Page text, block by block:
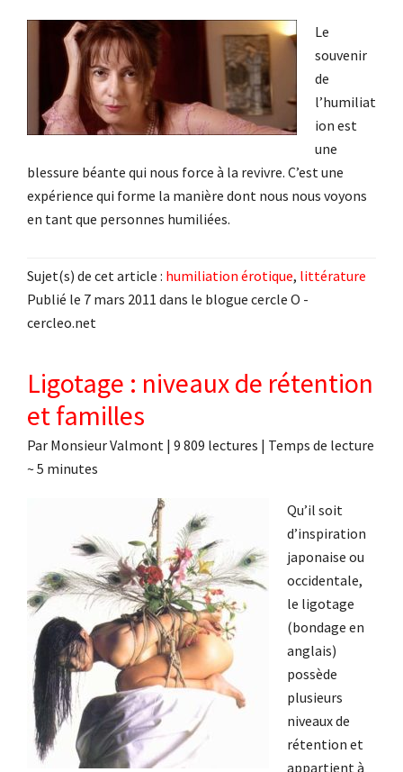
Le
souvenir
de
l’humiliat
ion est
une
blessure béante qui nous force à la revivre. C’est une
expérience qui forme la manière dont nous nous voyons
en tant que personnes humiliées.
Sujet(s) de cet article : humiliation érotique, littérature
Publié le 7 mars 2011 dans le blogue cercle O -
cercleo.net
Ligotage : niveaux de rétention
et familles
Par Monsieur Valmont | 9 809 lectures | Temps de lecture
~ 5 minutes
Qu’il soit
d’inspiration
japonaise ou
occidentale,
le ligotage
(bondage en
anglais)
possède
plusieurs
niveaux de
rétention et
appartient à